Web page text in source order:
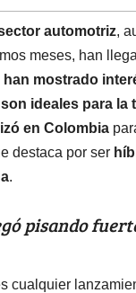
automotriz,
meses, han
han mostrado
son ideales para la
en Colombia
destaca por ser
.
pisando
cualquier